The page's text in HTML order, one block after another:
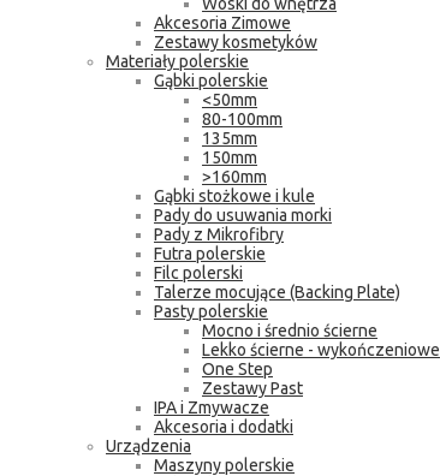
Akcesoria Zimowe
Zestawy kosmetyków
Materiały polerskie
Gąbki polerskie
<50mm
80-100mm
135mm
150mm
>160mm
Gąbki stożkowe i kule
Pady do usuwania morki
Pady z Mikrofibry
Futra polerskie
Filc polerski
Talerze mocujące (Backing Plate)
Pasty polerskie
Mocno i średnio ścierne
Lekko ścierne - wykończeniowe
One Step
Zestawy Past
IPA i Zmywacze
Akcesoria i dodatki
Urządzenia
Maszyny polerskie